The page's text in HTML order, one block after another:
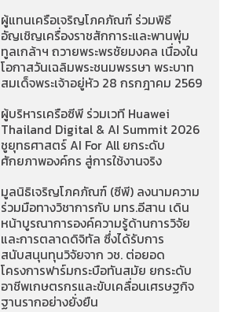
ผู้แทนเครือเจริญโภคภัณฑ์ ร่วมพิธี
อัญเชิญเครื่องราชสักการะและพานพุ่ม
ทูลเกล้าฯ ถวายพระพรชัยมงคล เนื่องใน
โอกาสวันเฉลิมพระชนมพรรษา พระบาท
สมเด็จพระเจ้าอยู่หัว 28 กรกฎาคม 2569
ผู้บริหารเครือซีพี ร่วมเวที Huawei
Thailand Digital & AI Summit 2026
ชูยุทธศาสตร์ AI For All ยกระดับ
ศักยภาพองค์กร สู่การใช้งานจริง
มูลนิธิเจริญโภคภัณฑ์ (ซีพี) ลงนามความ
ร่วมมือทางวิชาการกับ มทร.อีสาน เดิน
หน้าบูรณาการองค์ความรู้ด้านการวิจัย
และการตลาดดิจิทัล ซึ่งได้รับการ
สนับสนุนทุนวิจัยจาก วช. ต่อยอด
โครงการฟาร์มกระบือทันสมัย ยกระดับ
อาชีพเกษตรกรและขับเคลื่อนเศรษฐกิจ
ฐานรากอย่างยั่งยืน